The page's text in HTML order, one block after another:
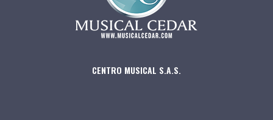
CENTRO MUSICAL S.A.S.